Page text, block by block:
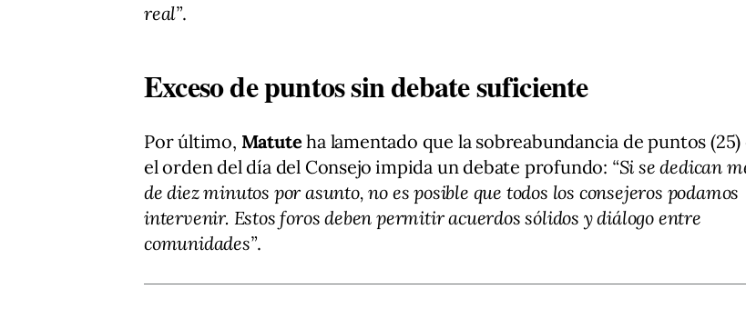
real”.
Exceso de puntos sin debate suficiente
Por último, Matuteha lamentado que la sobreabundancia de puntos (25)
el orden del día del Consejo impida un debate profundo: “Si se dedican
de diez minutos por asunto, no es posible que todos los consejeros podamos
intervenir. Estos foros deben permitir acuerdos sólidos y diálogo entre
comunidades”.